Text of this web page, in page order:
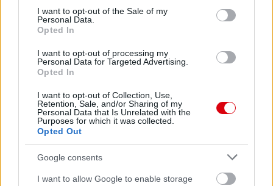
consent section.
I want to opt-out of the Sale of my
Personal Data.
Opted In
I want to opt-out of processing my
Personal Data for Targeted Advertising.
Opted In
I want to opt-out of Collection, Use,
Retention, Sale, and/or Sharing of my
Personal Data that Is Unrelated with the
Purposes for which it was collected.
Opted Out
Google consents
I want to allow Google to enable storage